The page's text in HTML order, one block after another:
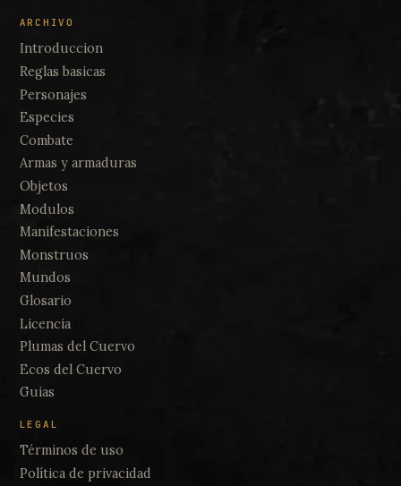
ARCHIVO
Introduccion
Reglas basicas
Personajes
Especies
Combate
Armas y armaduras
Objetos
Modulos
Manifestaciones
Monstruos
Mundos
Glosario
Licencia
Plumas del Cuervo
Ecos del Cuervo
Guias
LEGAL
Términos de uso
Política de privacidad